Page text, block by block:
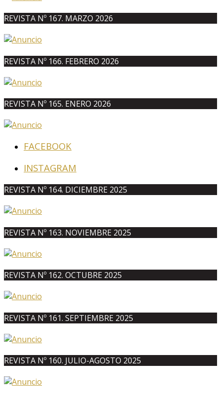
REVISTA Nº 167. MARZO 2026
REVISTA Nº 166. FEBRERO 2026
REVISTA Nº 165. ENERO 2026
FACEBOOK
INSTAGRAM
REVISTA Nº 164. DICIEMBRE 2025
REVISTA Nº 163. NOVIEMBRE 2025
REVISTA Nº 162. OCTUBRE 2025
REVISTA Nº 161. SEPTIEMBRE 2025
REVISTA Nº 160. JULIO-AGOSTO 2025